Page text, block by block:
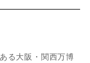
る大阪・関西万博